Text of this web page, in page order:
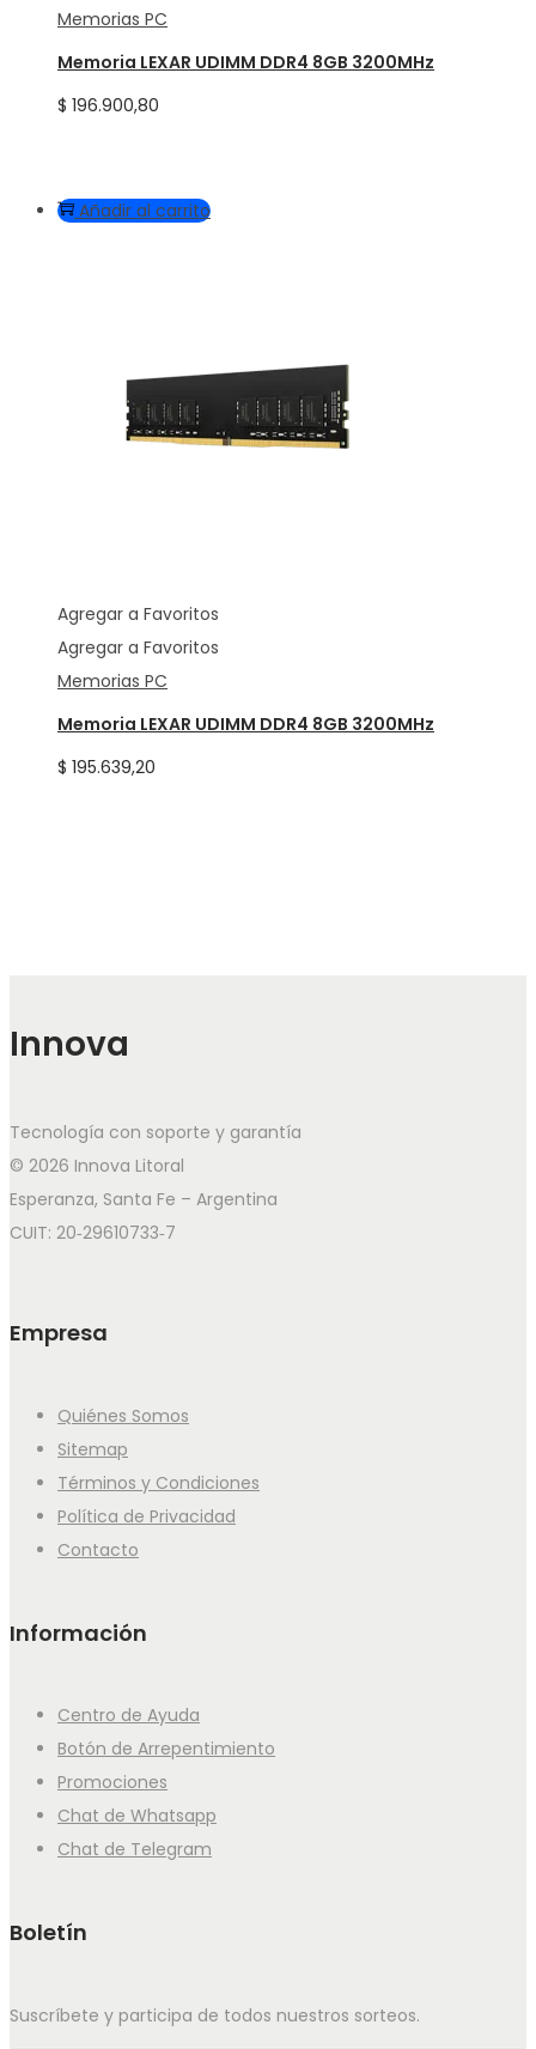
Memorias PC
Memoria LEXAR UDIMM DDR4 8GB 3200MHz
$ 196.900,80
Añadir al carrito
Agregar a Favoritos
Agregar a Favoritos
Memorias PC
Memoria LEXAR UDIMM DDR4 8GB 3200MHz
$ 195.639,20
Innova
Tecnología con soporte y garantía
© 2026 Innova Litoral
Esperanza, Santa Fe – Argentina
CUIT: 20‑29610733‑7
Empresa
Quiénes Somos
Sitemap
Términos y Condiciones
Política de Privacidad
Contacto
Información
Centro de Ayuda
Botón de Arrepentimiento
Promociones
Chat de Whatsapp
Chat de Telegram
Boletín
Suscríbete y participa de todos nuestros sorteos.